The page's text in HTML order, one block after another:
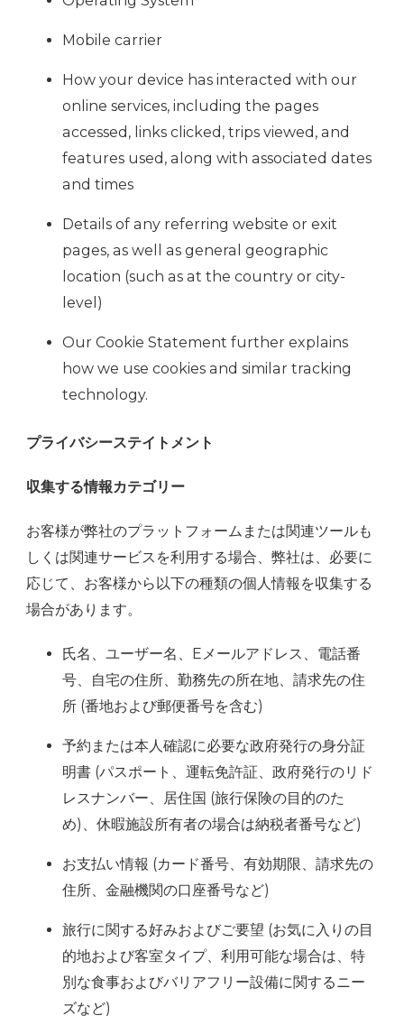
Mobile carrier
How your device has interacted with our
online services, including the pages
accessed, links clicked, trips viewed, and
features used, along with associated dates
and times
Details of any referring website or exit
pages, as well as general geographic
location (such as at the country or city-
level)
Our Cookie Statement further explains
how we use cookies and similar tracking
technology.
プライバシーステイトメント
収集する情報カテゴリー
お客様が弊社のプラットフォームまたは関連ツールも
しくは関連サービスを利用する場合、弊社は、必要に
応じて、お客様から以下の種類の個人情報を収集する
場合があります。
氏名、ユーザー名、Eメールアドレス、電話番
号、自宅の住所、勤務先の所在地、請求先の住
所 (番地および郵便番号を含む)
予約または本人確認に必要な政府発行の身分証
明書 (パスポート、運転免許証、政府発行のリド
レスナンバー、居住国 (旅行保険の目的のた
め)、休暇施設所有者の場合は納税者番号など)
お支払い情報 (カード番号、有効期限、請求先の
住所、金融機関の口座番号など)
旅行に関する好みおよびご要望 (お気に入りの目
的地および客室タイプ、利用可能な場合は、特
別な食事およびバリアフリー設備に関するニー
ズなど)